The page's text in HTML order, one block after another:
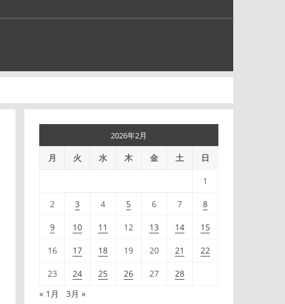
2026年2月
月 火 水 木 金 土 日
1
2 3 4 5 6 7 8
9 10 11 12 13 14 15
16 17 18 19 20 21 22
23 24 25 26 27
28
« 1月
3月 »